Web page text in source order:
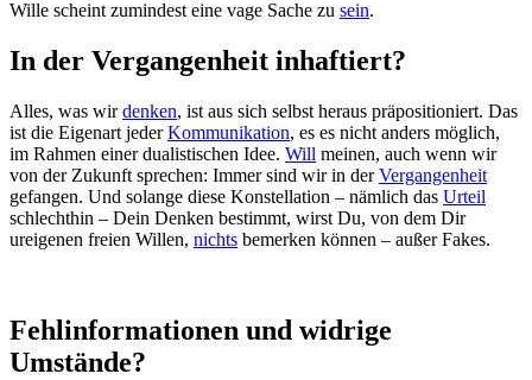
Wille scheint zumindest eine vage Sache zu sein.
In der Vergangenheit inhaftiert?
Alles, was wirdenken, ist aus sich selbst heraus präpositioniert. Das
ist die Eigenart jederKommunikation, es es nicht anders möglich,
im Rahmen einer dualistischen Idee. Will meinen, auch wenn wir
von der Zukunft sprechen: Immer sind wir in derVergangenheit
gefangen. Und solange diese Konstellation – nämlich das Urteil
schlechthin – Dein Denken bestimmt, wirst Du, von dem Dir
ureigenen freien Willen, nichts bemerken können – außer Fakes.
Fehlinformationen und widrige
Umstände?